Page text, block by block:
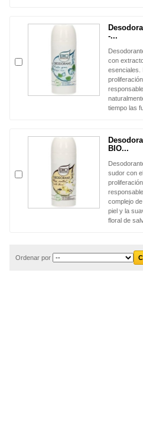
-...
con
esenciales.
tiempo las
BIO...
sudor con
complejo
piel y la
floral de
Ordenar por